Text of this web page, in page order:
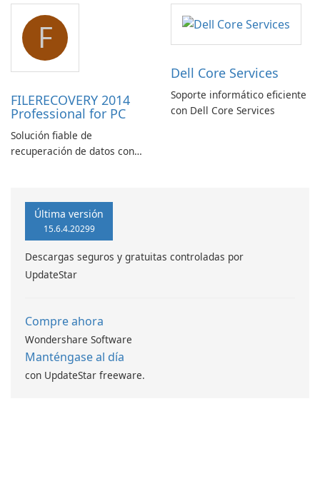
barras de matriz de datos
ASPX
F
FILERECOVERY 2014
Professional for PC
Solución fiable de
recuperación de datos con
Dell Core Services
Soporte informático eficiente
con Dell Core Services
Última versión
15.6.4.20299
Descargas seguros y gratuitas controladas por
UpdateStar
Compre ahora
Wondershare Software
Manténgase al día
con UpdateStar freeware.